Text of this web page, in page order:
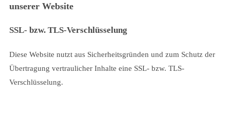
unserer Website
SSL- bzw. TLS-Verschlüsselung
Diese Website nutzt aus Sicherheitsgründen und zum Schutz der
Übertragung vertraulicher Inhalte eine SSL- bzw. TLS-
Verschlüsselung.